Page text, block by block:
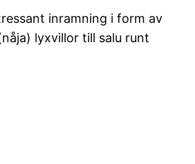
inramning i form av
lyxvillor till salu runt